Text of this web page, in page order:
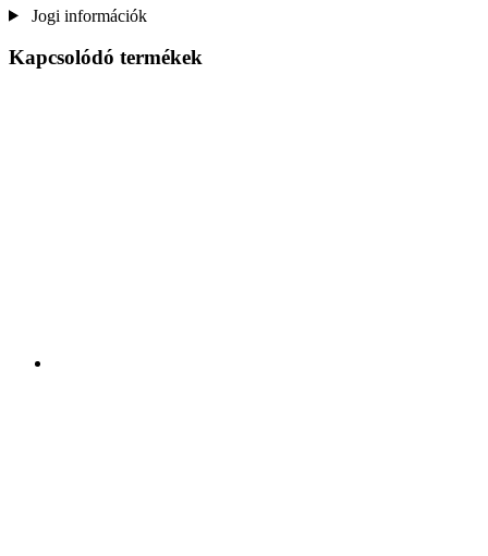
Jogi információk
Kapcsolódó termékek